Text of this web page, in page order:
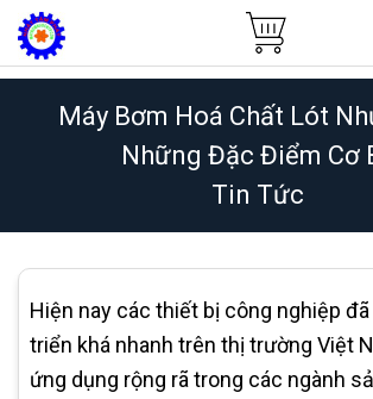
Máy Bơm Hoá Chất Lót
Những Đặc Điểm Cơ
Tin Tức
Hiện nay các thiết bị công nghiệp
triển khá nhanh trên thị trường Việt
ứng dụng rộng rã trong các ngành